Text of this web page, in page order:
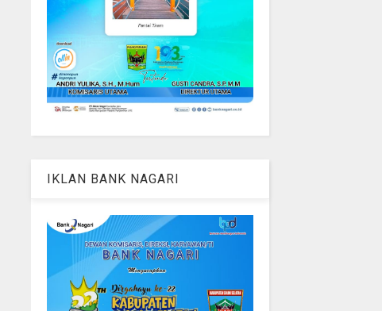
IKLAN BANK NAGARI